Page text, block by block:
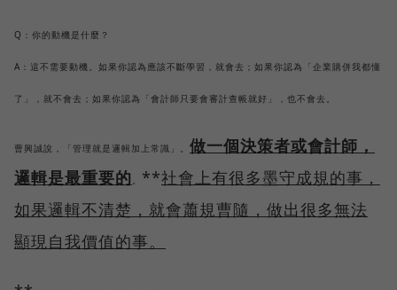
Q：你的動機是什麼？
A：這不需要動機。如果你認為應該不斷學習，就會去；如果你認為「企業購併我都懂
了」，就不會去；如果你認為「會計師只要會審計查帳就好」，也不會去。
曹興誠說，「管理就是邏輯加上常識」。 做一個決策者或會計師，
邏輯是最重要的 **社會上有很多墨守成規的事，
如果邏輯不清楚，就會蕭規曹隨，做出很多無法
顯現自我價值的事。